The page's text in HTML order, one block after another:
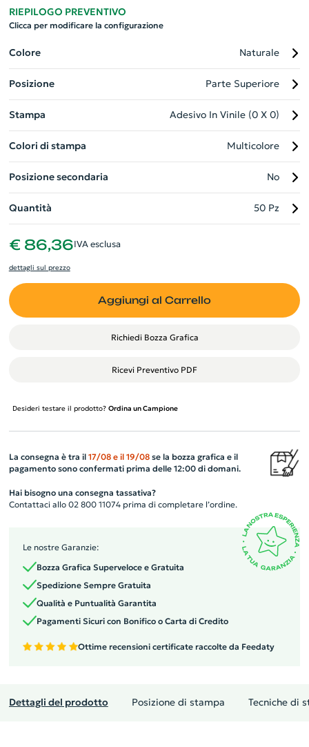
rendendolo un gadget versatile che tutti apprezzeranno.
di far parlare della tua azienda. Un modo giocoso e
memorabile per promuovere la tua attività!
RIEPILOGO PREVENTIVO
Clicca per modificare la configurazione
Colore Naturale
Posizione Parte Superiore
Stampa Adesivo In Vinile (0 X 0)
Colori di stampa Multicolore
Posizione secondaria No
Quantità 50 Pz
€ 86,36IVA esclusa
dettagli sul prezzo
Aggiungi al Carrello
Richiedi Bozza Grafica
Ricevi Preventivo PDF
Desideri testare il prodotto? Ordina un Campione
La consegna è tra il 17/08 e il 19/08se la bozza grafica e il
pagamento sono confermati prima delle 12:00 di domani.
Hai bisogno una consegna tassativa?
Contattaci allo 02 800 11074 prima di completare l’ordine.
Le nostre Garanzie:
Bozza Grafica Superveloce e Gratuita
Spedizione Sempre Gratuita
Qualità e Puntualità Garantita
Pagamenti Sicuri con Bonifico o Carta di Credito
Ottime recensioni certificate raccolte da Feedaty
Dettagli del prodotto Posizione di stampa Tecniche di